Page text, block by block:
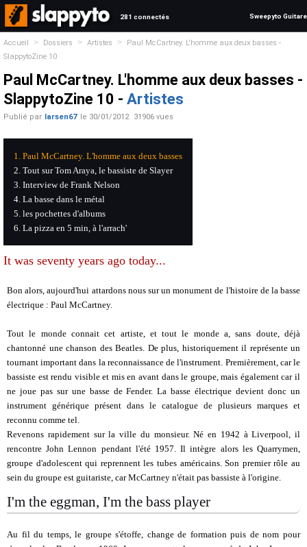
281 connectés Sweepyto Guitare
Accueil > Dossiers > Artistes >
Paul McCartney. L'homme aux deux basses -
SlappytoZine 10
Paul McCartney. L'homme aux deux basses -
SlappytoZine 10 - Artistes
Publié par larsen67 le 30/01/2012 31906 vues
Paul McCartney. L'homme aux deux basses
Tout sur Tom Araya, le bassiste de Slayer
Interview de Frank Nelson
La basse dans le métal
les pochettes d'albums
La pizza en 5 min, à l'arrach'
It was seventy years ago today...
Bon alors, aujourd'hui attardons nous sur un monument de l'histoire de la basse
électrique : Paul McCartney.
Tout le monde connait cet artiste, et tout le monde a, sans doute, déjà
chantonné une chanson des Beatles. De plus, historiquement il représente un
tournant important dans la reconnaissance de l'instrument. Premièrement, car le
bassiste est rendu visible et mis en avant dans le groupe, mais également car il
ne joue pas sur une basse de Fender. La basse électrique devient donc un
instrument générique présent dans le catalogue de plusieurs marques et
reconnu comme tel.
Revenons rapidement sur la ville du monsieur. Né en 1942 à Liverpool, il
rencontre John Lennon pendant l'été 1957. Il intègre alors les Quarrymen,
groupe d'adolescent qui reprennent les tubes américains. Son premier rôle au
sein du groupe est guitariste, car McCartney n'était pas bassiste à l'origine.
I'm the eggman, I'm the bass player
Au fil du temps, le groupe s'étoffe, change de formation puis de nom pour